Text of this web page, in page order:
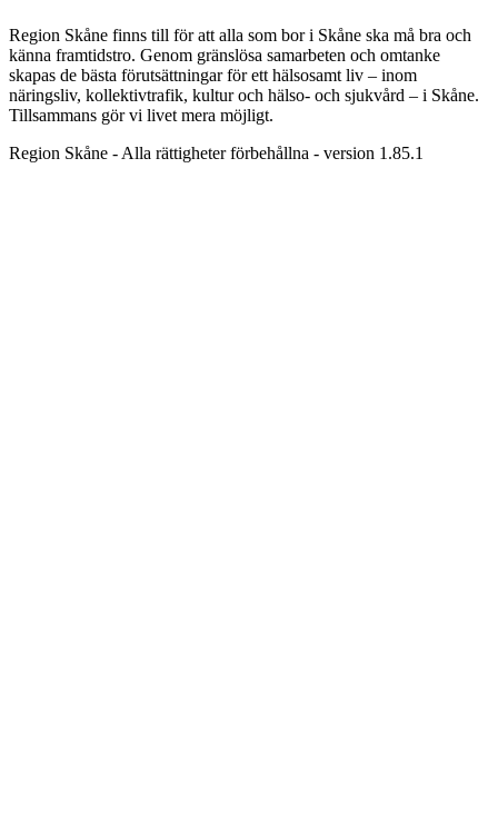
Region Skåne finns till för att alla som bor i Skåne ska må bra och
känna framtidstro. Genom gränslösa samarbeten och omtanke
skapas de bästa förutsättningar för ett hälsosamt liv – inom
näringsliv, kollektivtrafik, kultur och hälso- och sjukvård – i Skåne.
Tillsammans gör vi livet mera möjligt.
Region Skåne - Alla rättigheter förbehållna - version 1.85.1